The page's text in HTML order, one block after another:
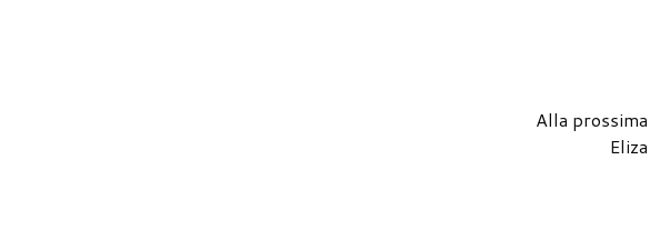
Alla prossima
Eliza